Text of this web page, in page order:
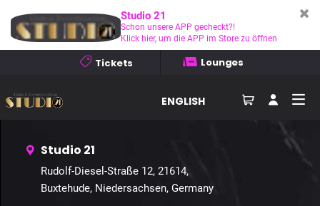
Tickets Lounges
ENGLISH
Gallery
Home– Gallery
Home Events Galerien
Kontakt
Anfahrt
Studio 21
Rudolf-Diesel-Straße 12, 21614,
Buxtehude, Niedersachsen, Germany
Studio 21
Schon unsere APP gecheckt?!
Klick hier, um die APP im Store zu öffnen